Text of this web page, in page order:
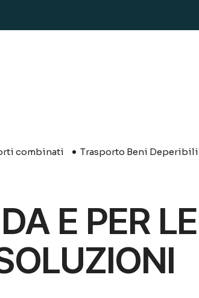
combinati Trasporto Beni Deperibili
E PER LE